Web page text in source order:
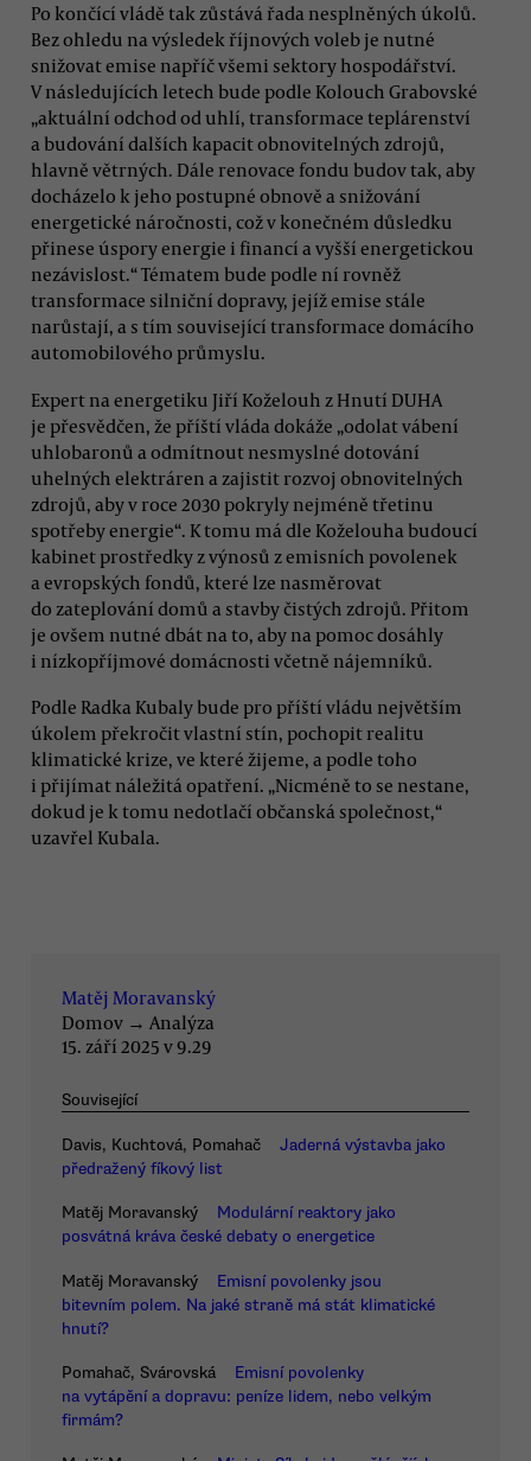
Po končící vládě tak zůstává řada nesplněných úkolů.
Bez ohledu na výsledek říjnových voleb je nutné
snižovat emise napříč všemi sektory hospodářství.
V následujících letech bude podle Kolouch Grabovské
„aktuální odchod od uhlí, transformace teplárenství
a budování dalších kapacit obnovitelných zdrojů,
hlavně větrných. Dále renovace fondu budov tak, aby
docházelo k jeho postupné obnově a snižování
energetické náročnosti, což v konečném důsledku
přinese úspory energie i financí a vyšší energetickou
nezávislost.“ Tématem bude podle ní rovněž
transformace silniční dopravy, jejíž emise stále
narůstají, a s tím související transformace domácího
automobilového průmyslu.
Expert na energetiku Jiří Koželouh z Hnutí DUHA
je přesvědčen, že příští vláda dokáže „odolat vábení
uhlobaronů a odmítnout nesmyslné dotování
uhelných elektráren a zajistit rozvoj obnovitelných
zdrojů, aby v roce 2030 pokryly nejméně třetinu
spotřeby energie“. K tomu má dle Koželouha budoucí
kabinet prostředky z výnosů z emisních povolenek
a evropských fondů, které lze nasměrovat
do zateplování domů a stavby čistých zdrojů. Přitom
je ovšem nutné dbát na to, aby na pomoc dosáhly
i nízkopříjmové domácnosti včetně nájemníků.
Podle Radka Kubaly bude pro příští vládu největším
úkolem překročit vlastní stín, pochopit realitu
klimatické krize, ve které žijeme, a podle toho
i přijímat náležitá opatření. „Nicméně to se nestane,
dokud je k tomu nedotlačí občanská společnost,“
uzavřel Kubala.
Matěj Moravanský
Domov → Analýza
15. září 2025 v 9.29
Související
Davis, Kuchtová, Pomahač
Jaderná výstavba jako
předražený fíkový list
Matěj Moravanský
Modulární reaktory jako
posvátná kráva české debaty o energetice
Matěj Moravanský
Emisní povolenky jsou
bitevním polem. Na jaké straně má stát klimatické
hnutí?
Pomahač, Svárovská
Emisní povolenky
na vytápění a dopravu: peníze lidem, nebo velkým
firmám?